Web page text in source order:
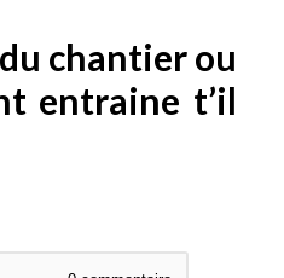
chantier ou
entraine t’il